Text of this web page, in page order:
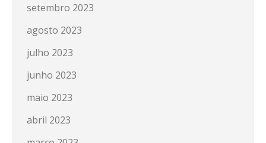
setembro 2023
agosto 2023
julho 2023
junho 2023
maio 2023
abril 2023